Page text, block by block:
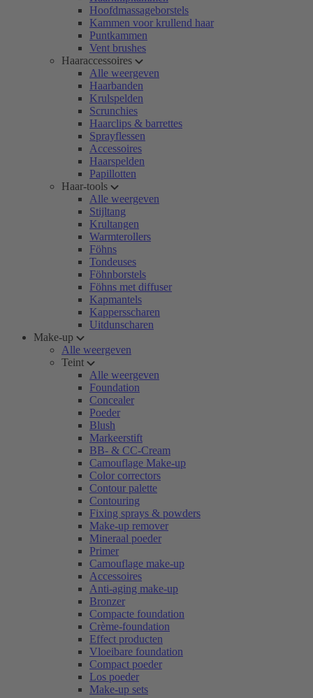
Hoofdmassageborstels
Kammen voor krullend haar
Puntkammen
Vent brushes
Haaraccessoires
Alle weergeven
Haarbanden
Krulspelden
Scrunchies
Haarclips & barrettes
Sprayflessen
Accessoires
Haarspelden
Papillotten
Haar-tools
Alle weergeven
Stijltang
Krultangen
Warmterollers
Föhns
Tondeuses
Föhnborstels
Föhns met diffuser
Kapmantels
Kappersscharen
Uitdunscharen
Make-up
Alle weergeven
Teint
Alle weergeven
Foundation
Concealer
Poeder
Blush
Markeerstift
BB- & CC-Cream
Camouflage Make-up
Color correctors
Contour palette
Contouring
Fixing sprays & powders
Make-up remover
Mineraal poeder
Primer
Camouflage make-up
Accessoires
Anti-aging make-up
Bronzer
Compacte foundation
Crème-foundation
Effect producten
Vloeibare foundation
Compact poeder
Los poeder
Make-up sets